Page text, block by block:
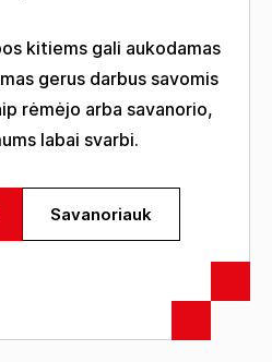
kitiems gali aukodamas
gerus darbus savomis
rėmėjo arba savanorio,
labai svarbi.
Savanoriauk